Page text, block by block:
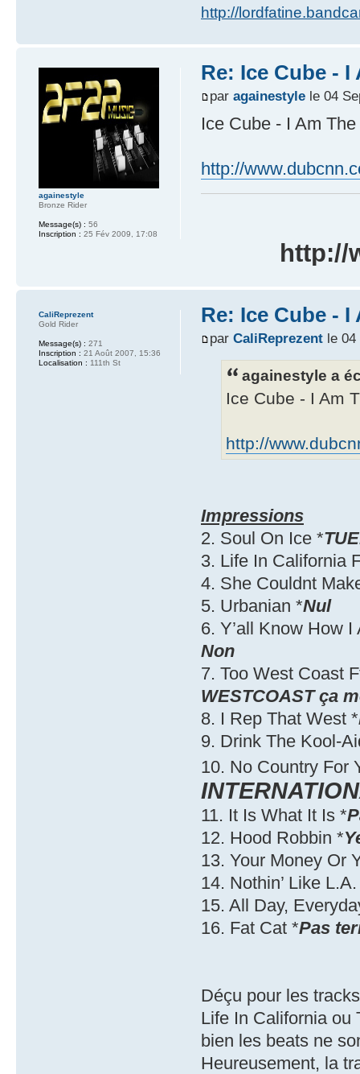
http://
Re: Ice Cube - I
par againestyle le 04
Ice Cube - I Am
http://
http://
againestyle
Bronze Rider
Message(s) : 56
Inscription : 25 Fév 2009, 17:08
Re: Ice Cube - I
par CaliReprezent le 04
againestyle a
Ice Cube - I Am
http://
Impressions
2. Soul On Ice *
3. Life In California
4. She Couldnt
5. Urbanian *Nul
6. Y’all Know How
Non
7. Too West Coast
WESTCOAST ça
8. I Rep That West *
9. Drink The Kool-
10. No Country For
11. It Is What It Is *
12. Hood Robbin *
13. Your Money Or
14. Nothin’ Like
15. All Day,
16. Fat Cat *Pas
Déçu pour les
Life In California ou
bien les beats ne
Heureusement, la
CaliReprezent
Gold Rider
Message(s) : 271
Inscription : 21 Août 2007, 15:36
Localisation : 111th St